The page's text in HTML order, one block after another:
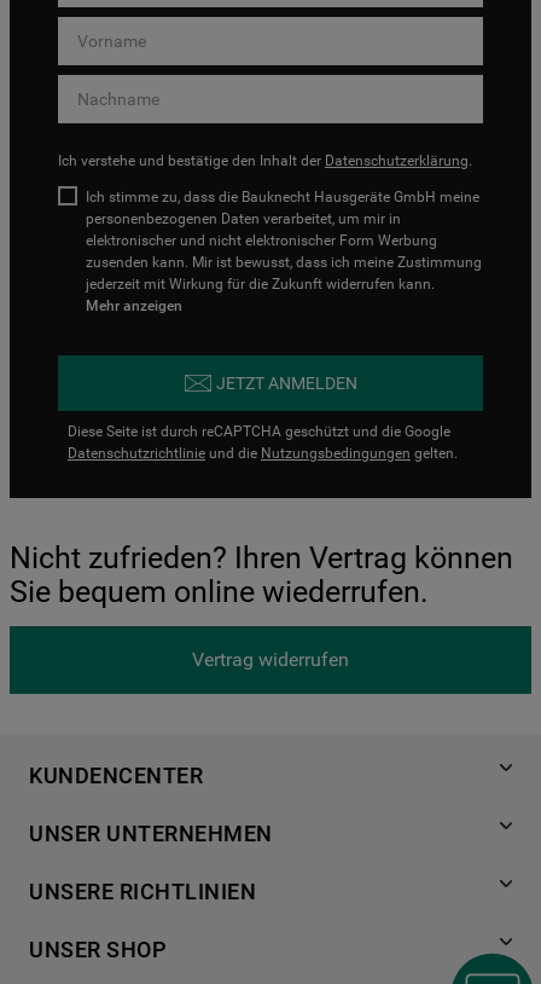
Ich verstehe und bestätige den Inhalt der Datenschutzerklärung.
Ich stimme zu, dass die Bauknecht Hausgeräte GmbH meine
personenbezogenen Daten verarbeitet, um mir in
elektronischer und nicht elektronischer Form Werbung
zusenden kann. Mir ist bewusst, dass ich meine Zustimmung
jederzeit mit Wirkung für die Zukunft widerrufen kann.
Mehr anzeigen
JETZT ANMELDEN
Diese Seite ist durch reCAPTCHA geschützt und die Google
Datenschutzrichtlinie und die Nutzungsbedingungen gelten.
Nicht zufrieden? Ihren Vertrag können
Sie bequem online wiederrufen.
Vertrag widerrufen
KUNDENCENTER
Händlersuche
Häufige Fragen
Kontakt
UNSER UNTERNEHMEN
Für Händler
Karriere
UNSERE RICHTLINIEN
Cookies
UNSER SHOP